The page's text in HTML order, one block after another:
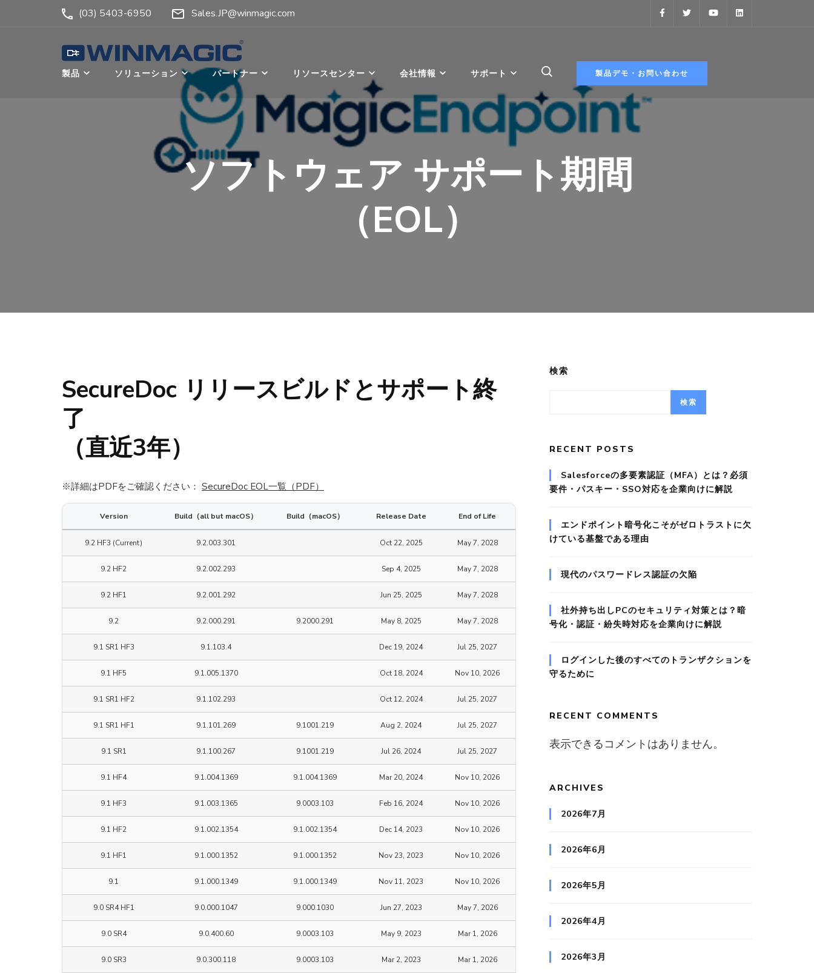
(03) 5403-6950 Sales.JP@winmagic.com
ウィンマジック・ジャパン
Authicate. Encrypt. Archive.
製品 ソリューション パートナー リソースセンター 会社情報 サポート 製品デモ・お問い合わせ
ソフトウェア サポート期間
（EOL）
SecureDoc リリースビルドとサポート終
了
（直近3年）
※詳細はPDFをご確認ください： SecureDoc EOL一覧（PDF）
Version Build（all but macOS） Build（macOS） Release Date End of Life
9.2 HF3 (Current) 9.2.003.301 Oct 22, 2025 May 7, 2028
9.2 HF2 9.2.002.293 Sep 4, 2025 May 7, 2028
9.2 HF1 9.2.001.292 Jun 25, 2025 May 7, 2028
9.2 9.2.000.291 9.2000.291 May 8, 2025 May 7, 2028
9.1 SR1 HF3 9.1.103.4 Dec 19, 2024 Jul 25, 2027
9.1 HF5 9.1.005.1370 Oct 18, 2024 Nov 10, 2026
9.1 SR1 HF2 9.1.102.293 Oct 12, 2024 Jul 25, 2027
9.1 SR1 HF1 9.1.101.269 9.1001.219 Aug 2, 2024 Jul 25, 2027
9.1 SR1 9.1.100.267 9.1001.219 Jul 26, 2024 Jul 25, 2027
9.1 HF4 9.1.004.1369 9.1.004.1369 Mar 20, 2024 Nov 10, 2026
9.1 HF3 9.1.003.1365 9.0003.103 Feb 16, 2024 Nov 10, 2026
9.1 HF2 9.1.002.1354 9.1.002.1354 Dec 14, 2023 Nov 10, 2026
9.1 HF1 9.1.000.1352 9.1.000.1352 Nov 23, 2023 Nov 10, 2026
9.1 9.1.000.1349 9.1.000.1349 Nov 11, 2023 Nov 10, 2026
9.0 SR4 HF1 9.0.000.1047 9.000.1030 Jun 27, 2023 May 7, 2026
9.0 SR4 9.0.400.60 9.0003.103 May 9, 2023 Mar 1, 2026
9.0 SR3 9.0.300.118 9.0003.103 Mar 2, 2023 Mar 1, 2026
検索
検索
RECENT POSTS
Salesforceの多要素認証（MFA）とは？必須
要件・パスキー・SSO対応を企業向けに解説
エンドポイント暗号化こそがゼロトラストに欠
けている基盤である理由
現代のパスワードレス認証の欠陥
社外持ち出しPCのセキュリティ対策とは？暗
号化・認証・紛失時対応を企業向けに解説
ログインした後のすべてのトランザクションを
守るために
RECENT COMMENTS
表示できるコメントはありません。
ARCHIVES
2026年7月
2026年6月
2026年5月
2026年4月
2026年3月